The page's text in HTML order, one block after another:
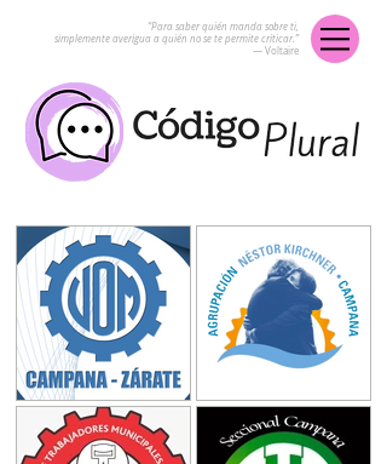
“Para saber quién manda sobre ti,
simplemente averigua a quién no se te permite criticar.”
― Voltaire